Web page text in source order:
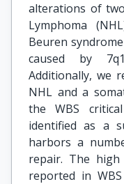
alterations of
Lymphoma
Beuren
caused by
Additionally, we
NHL and a
the WBS
identified as a
harbors a
repair. The
reported in